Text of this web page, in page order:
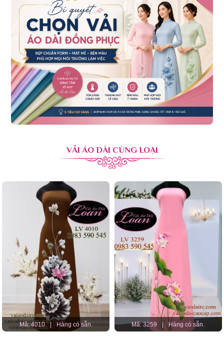
VẢI ÁO DÀI CÙNG LOẠI
Mã: 4010 | Hàng có sẵn. Mã: 3259 | Hàng có sẵn.